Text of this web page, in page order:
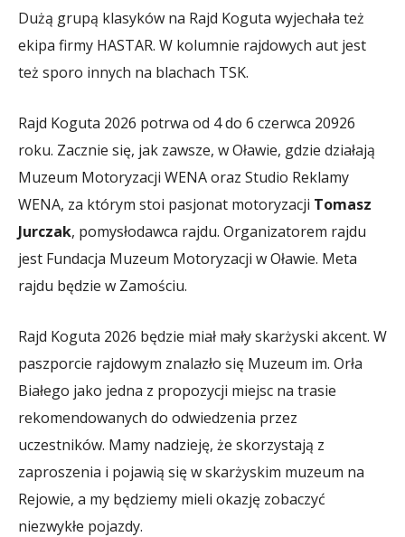
Dużą grupą klasyków na Rajd Koguta wyjechała też
ekipa firmy HASTAR. W kolumnie rajdowych aut jest
też sporo innych na blachach TSK.
Rajd Koguta 2026 potrwa od 4 do 6 czerwca 20926
roku. Zacznie się, jak zawsze, w Oławie, gdzie działają
Muzeum Motoryzacji WENA oraz Studio Reklamy
WENA, za którym stoi pasjonat motoryzacji Tomasz
Jurczak, pomysłodawca rajdu. Organizatorem rajdu
jest Fundacja Muzeum Motoryzacji w Oławie. Meta
rajdu będzie w Zamościu.
Rajd Koguta 2026 będzie miał mały skarżyski akcent. W
paszporcie rajdowym znalazło się Muzeum im. Orła
Białego jako jedna z propozycji miejsc na trasie
rekomendowanych do odwiedzenia przez
uczestników. Mamy nadzieję, że skorzystają z
zaproszenia i pojawią się w skarżyskim muzeum na
Rejowie, a my będziemy mieli okazję zobaczyć
niezwykłe pojazdy.